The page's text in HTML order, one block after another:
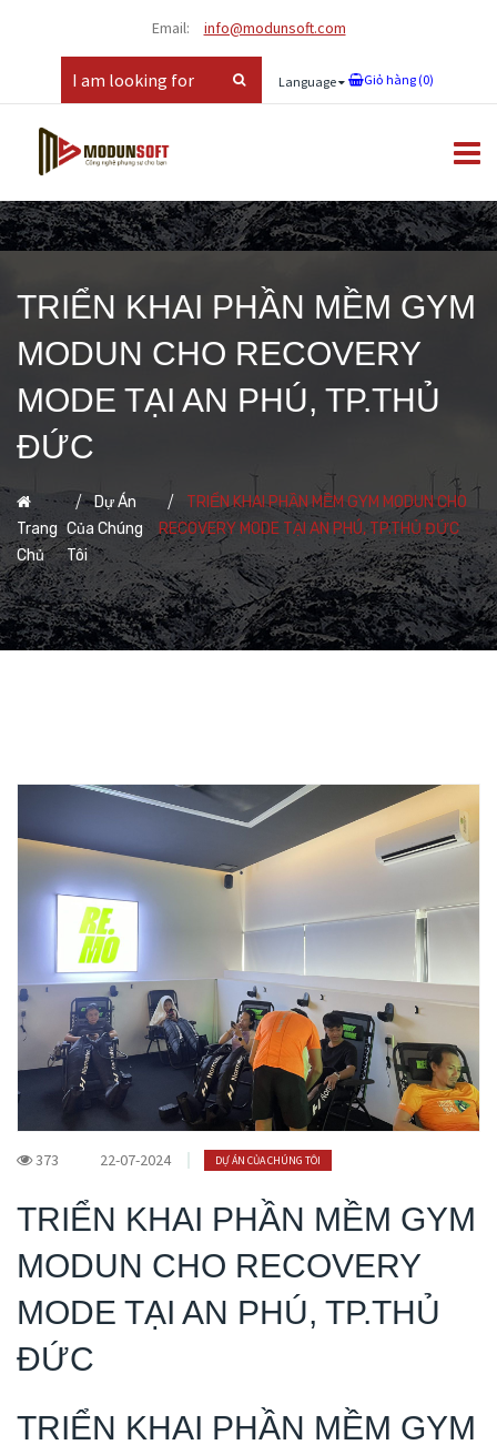
Email: info@modunsoft.com
Language Giỏ hàng (0)
TRIỂN KHAI PHẦN MỀM GYM
MODUN CHO RECOVERY
MODE TẠI AN PHÚ, TP.THỦ
ĐỨC
Trang
Chủ
Dự Án
Của Chúng
Tôi
TRIỂN KHAI PHẦN MỀM GYM MODUN CHO
RECOVERY MODE TẠI AN PHÚ, TP.THỦ ĐỨC
373 22-07-2024 DỰ ÁN CỦA CHÚNG TÔI
TRIỂN KHAI PHẦN MỀM GYM
MODUN CHO RECOVERY
MODE TẠI AN PHÚ, TP.THỦ
ĐỨC
TRIỂN KHAI PHẦN MỀM GYM